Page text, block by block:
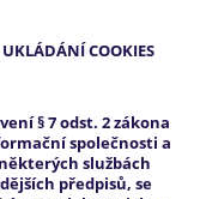
COOKIES
§ 7 odst. 2 zákona
společnosti a
službách
předpisů, se